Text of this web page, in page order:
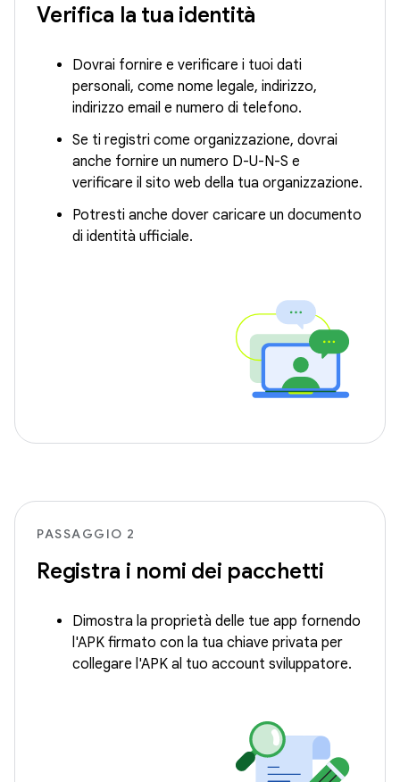
Verifica la tua identità
Dovrai fornire e verificare i tuoi dati
personali, come nome legale, indirizzo,
indirizzo email e numero di telefono.
Se ti registri come organizzazione, dovrai
anche fornire un numero D-U-N-S e
verificare il sito web della tua organizzazione.
Potresti anche dover caricare un documento
di identità ufficiale.
PASSAGGIO 2
Registra i nomi dei pacchetti
Dimostra la proprietà delle tue app fornendo
l'APK firmato con la tua chiave privata per
collegare l'APK al tuo account sviluppatore.